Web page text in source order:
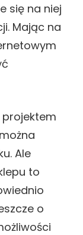
się na niej
Mając na
Ale
to
o